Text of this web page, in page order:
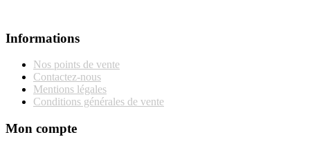
Informations
Nos points de vente
Contactez-nous
Mentions légales
Conditions générales de vente
Mon compte